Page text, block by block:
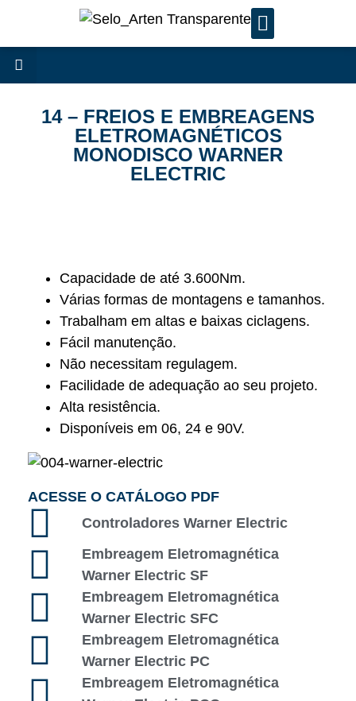
14 – FREIOS E EMBREAGENS
ELETROMAGNÉTICOS
MONODISCO WARNER
ELECTRIC
Capacidade de até 3.600Nm.
Várias formas de montagens e tamanhos.
Trabalham em altas e baixas ciclagens.
Fácil manutenção.
Não necessitam regulagem.
Facilidade de adequação ao seu projeto.
Alta resistência.
Disponíveis em 06, 24 e 90V.
ACESSE O CATÁLOGO PDF
Controladores Warner Electric
Embreagem Eletromagnética
Warner Electric SF
Embreagem Eletromagnética
Warner Electric SFC
Embreagem Eletromagnética
Warner Electric PC
Embreagem Eletromagnética